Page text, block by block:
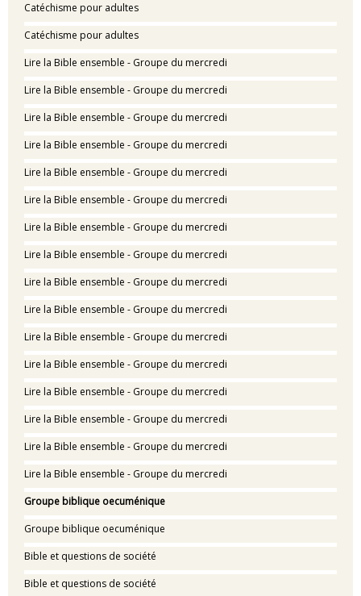
Catéchisme pour adultes
Catéchisme pour adultes
Lire la Bible ensemble - Groupe du mercredi
Lire la Bible ensemble - Groupe du mercredi
Lire la Bible ensemble - Groupe du mercredi
Lire la Bible ensemble - Groupe du mercredi
Lire la Bible ensemble - Groupe du mercredi
Lire la Bible ensemble - Groupe du mercredi
Lire la Bible ensemble - Groupe du mercredi
Lire la Bible ensemble - Groupe du mercredi
Lire la Bible ensemble - Groupe du mercredi
Lire la Bible ensemble - Groupe du mercredi
Lire la Bible ensemble - Groupe du mercredi
Lire la Bible ensemble - Groupe du mercredi
Lire la Bible ensemble - Groupe du mercredi
Lire la Bible ensemble - Groupe du mercredi
Lire la Bible ensemble - Groupe du mercredi
Lire la Bible ensemble - Groupe du mercredi
Groupe biblique oecuménique
Groupe biblique oecuménique
Bible et questions de société
Bible et questions de société